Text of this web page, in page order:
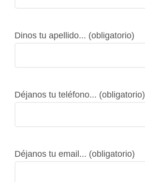
Dinos tu apellido... (obligatorio)
Déjanos tu teléfono... (obligatorio)
Déjanos tu email... (obligatorio)